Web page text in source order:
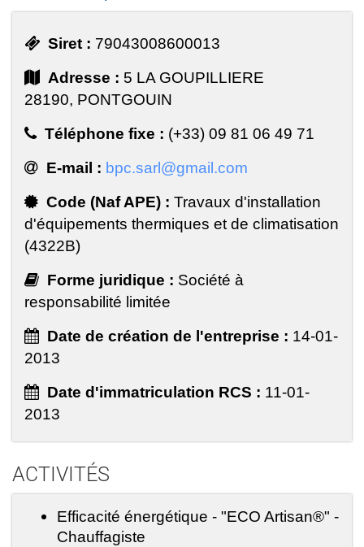
Siret : 79043008600013
Adresse : 5 LA GOUPILLIERE
28190, PONTGOUIN
Téléphone fixe : (+33) 09 81 06 49 71
E-mail : bpc.sarl@gmail.com
Code (Naf APE) : Travaux d'installation
d'équipements thermiques et de climatisation
(4322B)
Forme juridique : Société à
responsabilité limitée
Date de création de l'entreprise : 14-01-
2013
Date d'immatriculation RCS : 11-01-
2013
ACTIVITÉS
Efficacité énergétique - "ECO Artisan®" -
Chauffagiste